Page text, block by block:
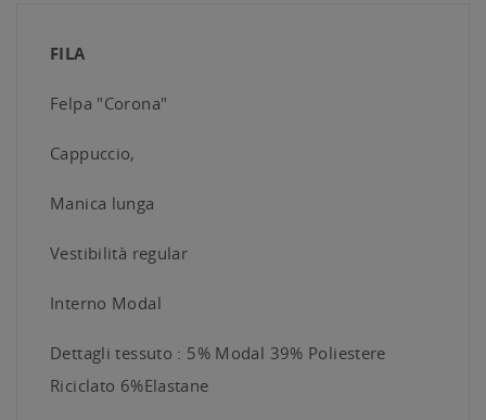
FILA
Felpa "Corona"
Cappuccio,
Manica lunga
Vestibilità regular
Interno Modal
Dettagli tessuto : 5% Modal 39% Poliestere
Riciclato 6%Elastane